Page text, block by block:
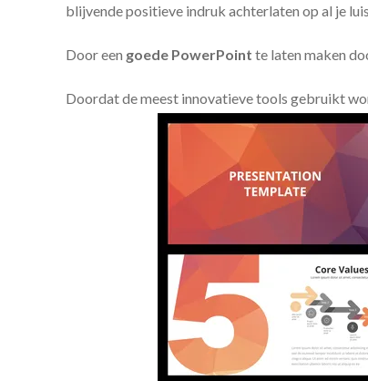
blijvende positieve indruk achterlaten op al je
Door een goede PowerPoint te laten maken
Doordat de meest innovatieve tools gebruikt